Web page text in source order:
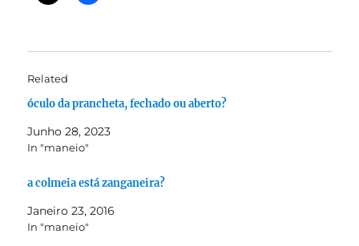
Related
óculo da prancheta, fechado ou aberto?
Junho 28, 2023
In "maneio"
a colmeia está zanganeira?
Janeiro 23, 2016
In "maneio"